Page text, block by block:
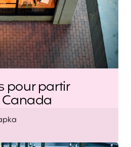
pour partir